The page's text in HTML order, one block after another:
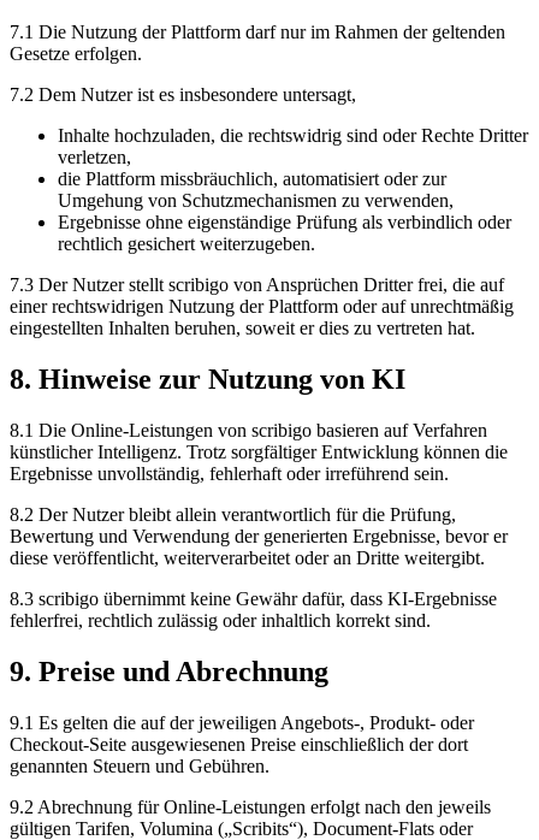
7.1 Die Nutzung der Plattform darf nur im Rahmen der geltenden
Gesetze erfolgen.
7.2 Dem Nutzer ist es insbesondere untersagt,
Inhalte hochzuladen, die rechtswidrig sind oder Rechte Dritter
verletzen,
die Plattform missbräuchlich, automatisiert oder zur
Umgehung von Schutzmechanismen zu verwenden,
Ergebnisse ohne eigenständige Prüfung als verbindlich oder
rechtlich gesichert weiterzugeben.
7.3 Der Nutzer stellt scribigo von Ansprüchen Dritter frei, die auf
einer rechtswidrigen Nutzung der Plattform oder auf unrechtmäßig
eingestellten Inhalten beruhen, soweit er dies zu vertreten hat.
8. Hinweise zur Nutzung von KI
8.1 Die Online-Leistungen von scribigo basieren auf Verfahren
künstlicher Intelligenz. Trotz sorgfältiger Entwicklung können die
Ergebnisse unvollständig, fehlerhaft oder irreführend sein.
8.2 Der Nutzer bleibt allein verantwortlich für die Prüfung,
Bewertung und Verwendung der generierten Ergebnisse, bevor er
diese veröffentlicht, weiterverarbeitet oder an Dritte weitergibt.
8.3 scribigo übernimmt keine Gewähr dafür, dass KI-Ergebnisse
fehlerfrei, rechtlich zulässig oder inhaltlich korrekt sind.
9. Preise und Abrechnung
9.1 Es gelten die auf der jeweiligen Angebots-, Produkt- oder
Checkout-Seite ausgewiesenen Preise einschließlich der dort
genannten Steuern und Gebühren.
9.2 Abrechnung für Online-Leistungen erfolgt nach den jeweils
gültigen Tarifen, Volumina („Scribits“), Document-Flats oder